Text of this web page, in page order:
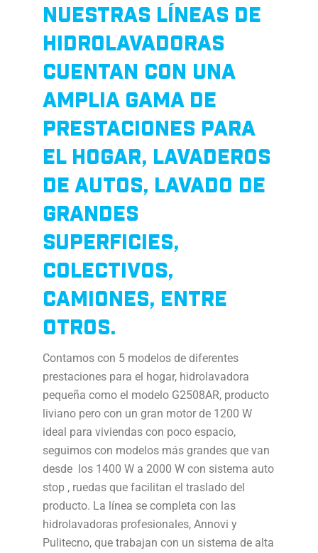
NUESTRAS LÍNEAS DE
HIDROLAVADORAS
CUENTAN CON UNA
AMPLIA GAMA DE
PRESTACIONES PARA
EL HOGAR, LAVADEROS
DE AUTOS, LAVADO DE
GRANDES
SUPERFICIES,
COLECTIVOS,
CAMIONES, ENTRE
OTROS.
Contamos con 5 modelos de diferentes
prestaciones para el hogar, hidrolavadora
pequeña como el modelo G2508AR, producto
liviano pero con un gran motor de 1200 W
ideal para viviendas con poco espacio,
seguimos con modelos más grandes que van
desde los 1400 W a 2000 W con sistema auto
stop , ruedas que facilitan el traslado del
producto. La línea se completa con las
hidrolavadoras profesionales, Annovi y
Pulitecno, que trabajan con un sistema de alta